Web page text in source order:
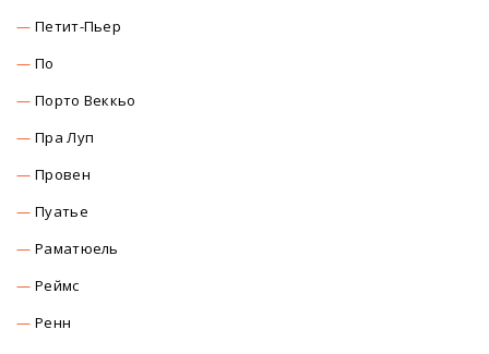
Петит-Пьер
По
Порто Веккьо
Пра Луп
Провен
Пуатье
Раматюель
Реймс
Ренн